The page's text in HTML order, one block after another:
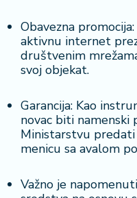
Obavezna
aktivnu internet
društvenim
svoj objekat.
Garancija: Kao
novac biti namenski
Ministarstvu
menicu sa avalom
Važno je